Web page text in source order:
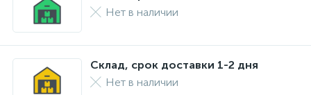
Нет в наличии
Склад, срок доставки 1-2 дня
Нет в наличии